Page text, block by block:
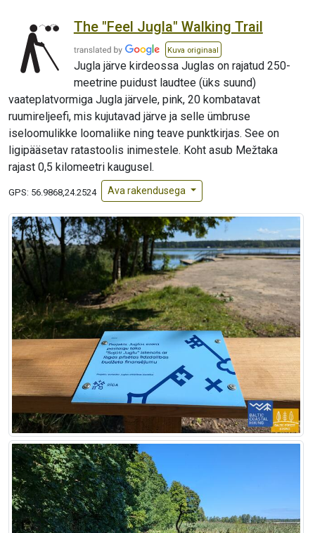
The "Feel Jugla" Walking Trail
Kuva originaal
Jugla järve kirdeossa Juglas on rajatud 250-
meetrine puidust laudtee (üks suund)
vaateplatvormiga Jugla järvele, pink, 20 kombatavat
ruumireljeefi, mis kujutavad järve ja selle ümbruse
iseloomulikke loomaliike ning teave punktkirjas. See on
ligipääsetav ratastoolis inimestele. Koht asub Mežtaka
rajast 0,5 kilomeetri kaugusel.
GPS: 56.9868,24.2524 Ava rakendusega